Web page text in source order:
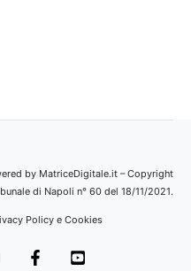
by MatriceDigitale.it – Copyright
di Napoli n° 60 del 18/11/2021.
Policy e Cookies